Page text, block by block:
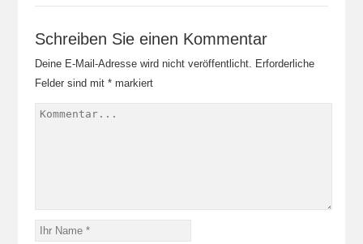
Schreiben Sie einen Kommentar
Deine E-Mail-Adresse wird nicht veröffentlicht. Erforderliche
Felder sind mit *markiert